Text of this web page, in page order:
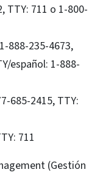
TTY: 711 o 1-800-
888-235-4673,
español: 1-888-
685-2415, TTY:
711
(Gestión